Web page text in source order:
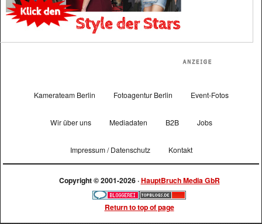
Kamerateam Berlin Fotoagentur Berlin Event-Fotos
Wir über uns Mediadaten B2B Jobs
Impressum / Datenschutz Kontakt
Copyright © 2001-2026 ·HauptBruch Media GbR
Return to top of page